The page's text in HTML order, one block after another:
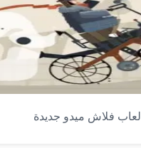
العاب فلاش ميدو جديدة